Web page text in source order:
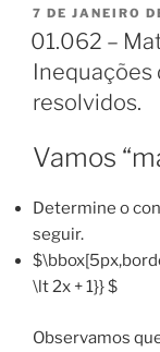
PUBLICADO
EM
7 DE JANEIRO
01.062 –
Inequações
resolvidos.
Vamos
Determine o
seguir.
\lt 2x + 1}} $
Observamos